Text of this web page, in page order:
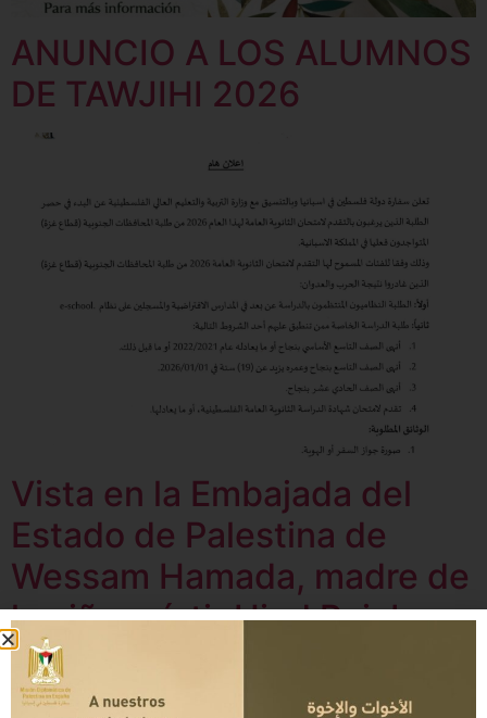
ANUNCIO A LOS ALUMNOS
DE TAWJIHI 2026
Vista en la Embajada del
Estado de Palestina de
Wessam Hamada, madre de
la niña mártir Hind Rajab